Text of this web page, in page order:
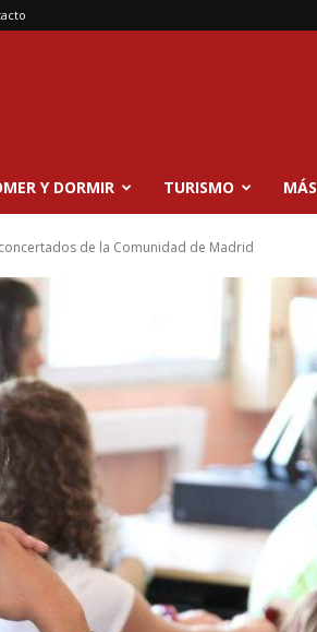
Y DORMIR TURISMO MÁS
de la Comunidad de Madrid